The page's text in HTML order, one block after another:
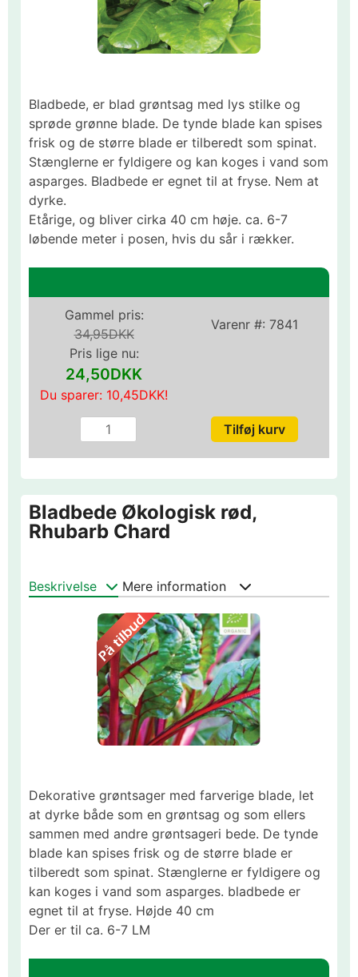
Bladbede, er blad grøntsag med lys stilke og
sprøde grønne blade. De tynde blade kan spises
frisk og de større blade er tilberedt som spinat.
Stænglerne er fyldigere og kan koges i vand som
asparges. Bladbede er egnet til at fryse. Nem at
dyrke.
Etårige, og bliver cirka 40 cm høje. ca. 6-7
løbende meter i posen, hvis du sår i rækker.
Varenr #: 7841
Gammel pris:
34,95DKK
Pris lige nu:
24,50DKK
Du sparer: 10,45DKK!
Bladbede Økologisk rød,
Rhubarb Chard
Beskrivelse Mere information
Dekorative grøntsager med farverige blade, let
at dyrke både som en grøntsag og som ellers
sammen med andre grøntsageri bede. De tynde
blade kan spises frisk og de større blade er
tilberedt som spinat. Stænglerne er fyldigere og
kan koges i vand som asparges. bladbede er
egnet til at fryse. Højde 40 cm
Der er til ca. 6-7 LM